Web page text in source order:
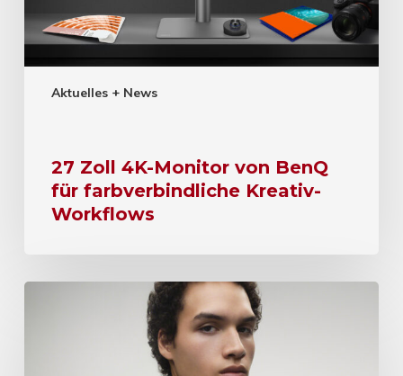
Aktuelles + News
27 Zoll 4K-Monitor von BenQ
für farbverbindliche Kreativ-
Workflows